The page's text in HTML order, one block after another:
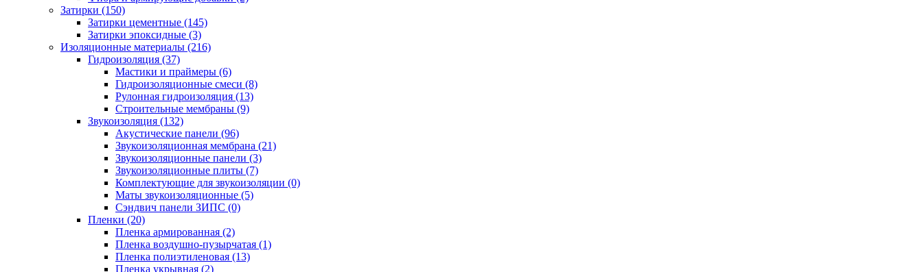
Затирки (150)
Затирки цементные (145)
Затирки эпоксидные (3)
Изоляционные материалы (216)
Гидроизоляция (37)
Мастики и праймеры (6)
Гидроизоляционные смеси (8)
Рулонная гидроизоляция (13)
Строительные мембраны (9)
Звукоизоляция (132)
Акустические панели (96)
Звукоизоляционная мембрана (21)
Звукоизоляционные панели (3)
Звукоизоляционные плиты (7)
Комплектующие для звукоизоляции (0)
Маты звукоизоляционные (5)
Сэндвич панели ЗИПС (0)
Пленки (20)
Пленка армированная (2)
Пленка воздушно-пузырчатая (1)
Пленка полиэтиленовая (13)
Пленка укрывная (2)